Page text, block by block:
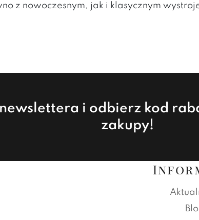
z nowoczesnym, jak i klasycznym
i odbierz kod
zakupy!